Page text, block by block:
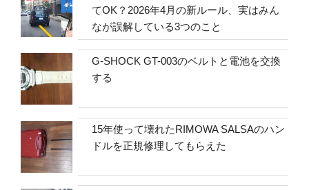
てOK？2026年4月の新ルール、実はみん
なが誤解している3つのこと
G-SHOCK GT-003のベルトと電池を交換
する
15年使って壊れたRIMOWA SALSAのハン
ドルを正規修理してもらえた